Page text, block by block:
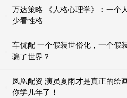
万达策略 《人格心理学》：一个
少看性格
车优配 一个假装世俗化，一个假
骗了世界？
凤凰配资 演员夏雨才是真正的绘
你学几年了！